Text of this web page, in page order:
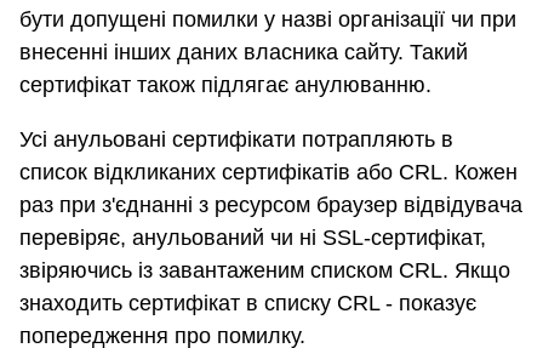
бути допущені помилки у назві організації чи при
внесенні інших даних власника сайту. Такий
сертифікат також підлягає анулюванню.
Усі анульовані сертифікати потрапляють в
список відкликаних сертифікатів або CRL. Кожен
раз при з'єднанні з ресурсом браузер відвідувача
перевіряє, анульований чи ні SSL-сертифікат,
звіряючись із завантаженим списком CRL. Якщо
знаходить сертифікат в списку CRL - показує
попередження про помилку.